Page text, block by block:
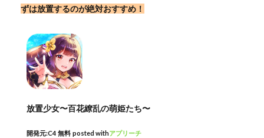
ずは放置するのが絶対おすすめ！
放置少女〜百花繚乱の萌姫たち〜
開発元:C4 無料 posted withアプリーチ